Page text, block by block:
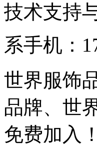
技术支持
系手机：
世界服饰
品牌、世
免费加入！